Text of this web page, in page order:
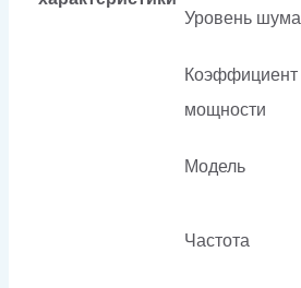
Уровень шума
Коэффициент
мощности
Модель
Частота